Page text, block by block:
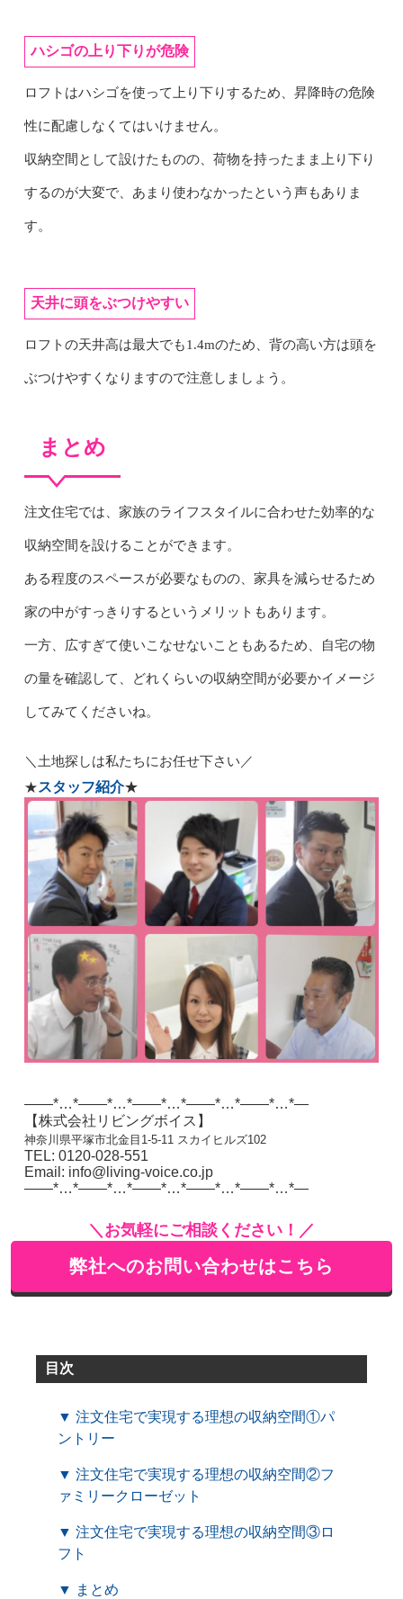
ハシゴの上り下りが危険
ロフトはハシゴを使って上り下りするため、昇降時の危険
性に配慮しなくてはいけません。
収納空間として設けたものの、荷物を持ったまま上り下り
するのが大変で、あまり使わなかったという声もありま
す。
天井に頭をぶつけやすい
ロフトの天井高は最大でも1.4mのため、背の高い方は頭を
ぶつけやすくなりますので注意しましょう。
まとめ
注文住宅では、家族のライフスタイルに合わせた効率的な
収納空間を設けることができます。
ある程度のスペースが必要なものの、家具を減らせるため
家の中がすっきりするというメリットもあります。
一方、広すぎて使いこなせないこともあるため、自宅の物
の量を確認して、どれくらいの収納空間が必要かイメージ
してみてくださいね。
＼ 土地探しは私たちにお任せ下さい／
★スタッフ紹介★
——*…*——*…*——*…*——*…*——*…*—
【株式会社リビングボイス】
神奈川県平塚市北金目1-5-11 スカイヒルズ102
TEL: 0120-028-551
Email: info@living-voice.co.jp
——*…*——*…*——*…*——*…*——*…*—
＼お気軽にご相談ください！／
弊社へのお問い合わせはこちら
目次
▼ 注文住宅で実現する理想の収納空間①パ
ントリー
▼ 注文住宅で実現する理想の収納空間②フ
ァミリークローゼット
▼ 注文住宅で実現する理想の収納空間③ロ
フト
▼ まとめ